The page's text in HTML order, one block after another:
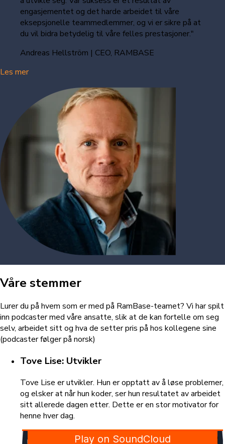
engasjementet og det harde arbeidet til våre
eksepsjonelle teammedlemmer, og vi er sikre på at
du vil bidra betydelig til våre felles prestasjoner."
Andreas Hellström | CEO, RAMBASE
Les mer
Våre stemmer
Lurer du på hvem som er med på RamBase-teamet? Vi har spilt
inn podcaster med våre ansatte, slik at de kan fortelle om seg
selv, arbeidet sitt og hva de setter pris på hos kollegene sine
(podcaster følger på norsk)
Tove Lise: Utvikler
Tove Lise er utvikler. Hun er opptatt av å løse problemer,
og elsker at når hun koder, ser hun resultatet av arbeidet
sitt allerede dagen etter. Dette er en stor motivator for
henne hver dag.